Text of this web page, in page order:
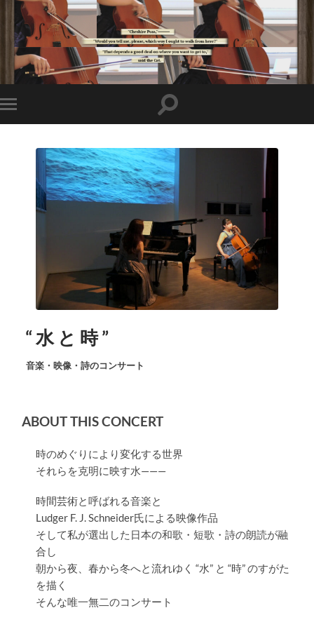
“ 水 と 時 ”
音楽・映像・詩のコンサート
ABOUT THIS CONCERT
時のめぐりにより変化する世界
それらを克明に映す水———
時間芸術と呼ばれる音楽と
Ludger F. J. Schneider氏による映像作品
そして私が選出した日本の和歌・短歌・詩の朗読が融
合し
朝から夜、春から冬へと流れゆく “水” と “時” のすがた
を描く
そんな唯一無二のコンサート